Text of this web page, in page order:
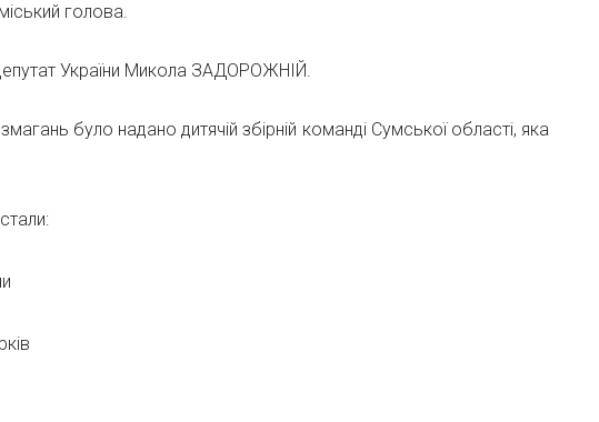
голова.
України Микола ЗАДОРОЖНІЙ.
було надано дитячій збірній команді Сумської області, яка